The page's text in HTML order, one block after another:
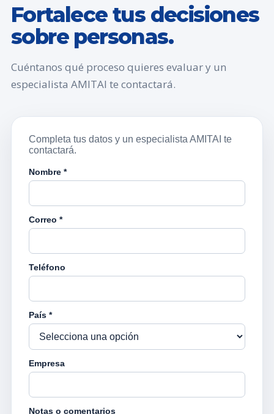
Fortalece tus decisiones
sobre personas.
Cuéntanos qué proceso quieres evaluar y un
especialista AMITAI te contactará.